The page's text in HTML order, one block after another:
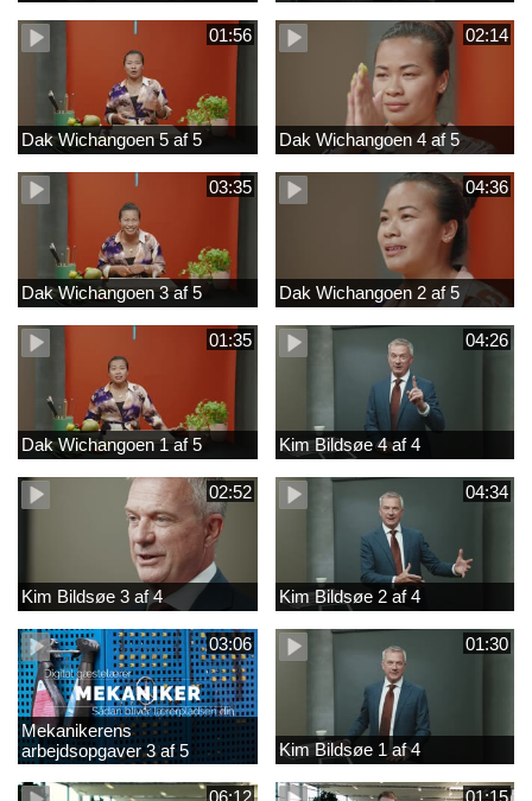
01:56
Dak Wichangoen 5 af 5
02:14
Dak Wichangoen 4 af 5
03:35
Dak Wichangoen 3 af 5
04:36
Dak Wichangoen 2 af 5
01:35
Dak Wichangoen 1 af 5
04:26
Kim Bildsøe 4 af 4
02:52
Kim Bildsøe 3 af 4
04:34
Kim Bildsøe 2 af 4
03:06
Mekanikerens
arbejdsopgaver 3 af 5
(lærepladssøgning)
01:30
Kim Bildsøe 1 af 4
06:12 01:15